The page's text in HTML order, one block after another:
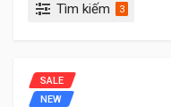
Tìm kiếm 3
SALE
NEW